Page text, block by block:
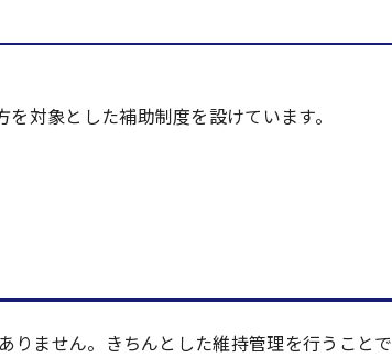
対象とした補助制度を設けています。
ません。きちんとした維持管理を行うこと